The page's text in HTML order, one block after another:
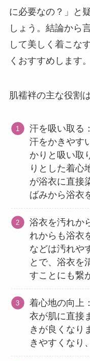
に必要なの？」と
しょう。結論から
して美しく着こな
くおすすめします。
肌襦袢の主な役割
汗を吸い取る
汗をかきやす
かりと吸い取
りとした着心
が浴衣に直接
ばみから浴衣
浴衣を汚れか
れからも浴衣
などは汚れや
とで、浴衣を
すことにも繋
着心地の向上
衣が肌に直接
きが良くなり
きやすくなり